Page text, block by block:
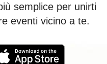
semplice per unirti
eventi vicino a te.